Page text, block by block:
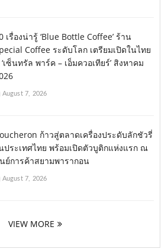
เรื่องน่ารู้ ‘Blue Bottle Coffee’ ร้าน
Coffee ระดับโลก เตรียมเปิดในไทย
เซ็นทรัล พาร์ค – เอ็มควอเทียร์’ สิงหาคม
August 7, 2026
ก้าวสู่ตลาดเครื่องประดับลักชัวรี่
ประเทศไทย พร้อมเปิดตัวบูติกแห่งแรก ณ
ย์การค้าสยามพารากอน
August 7, 2026
VIEW MORE